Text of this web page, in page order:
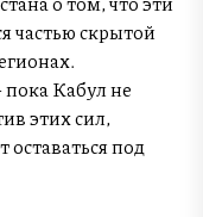
частью скрытой
пока Кабул не
этих сил,
оставаться под